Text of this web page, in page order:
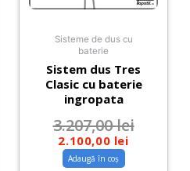
Sisteme de dus cu
baterie
Sistem dus Tres
Clasic cu baterie
ingropata
3.207,00lei
2.100,00 lei
Adaugă în coș